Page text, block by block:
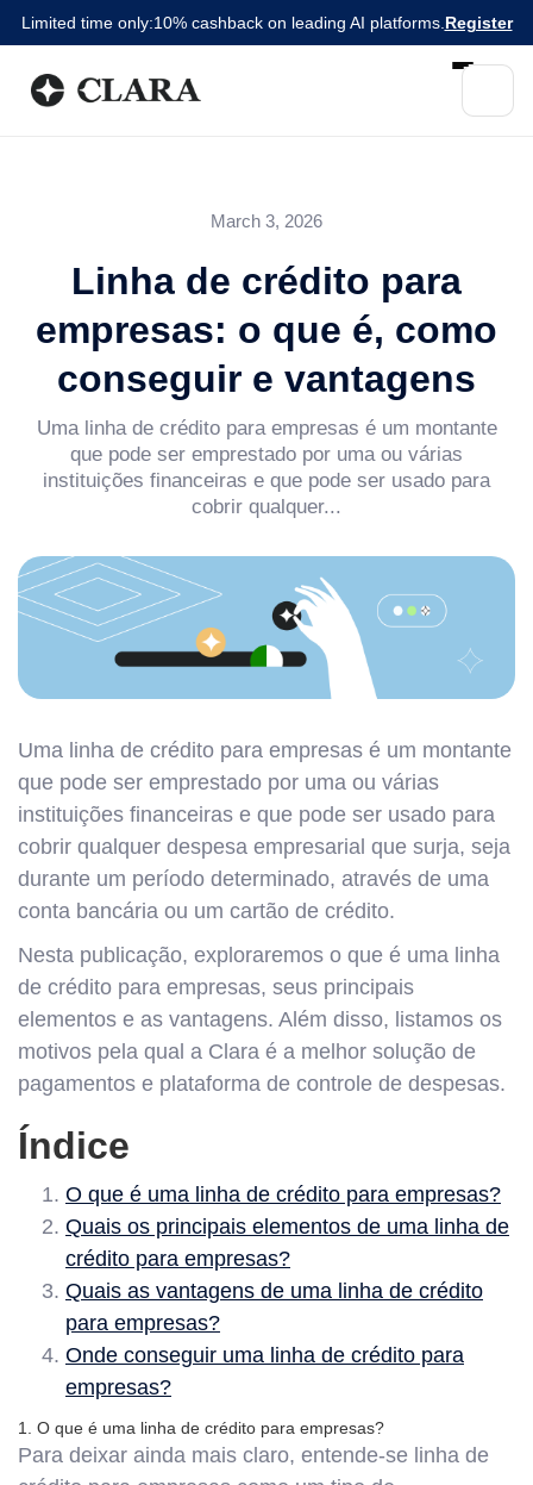
Limited time only:10% cashback on leading AI platforms. Register
March 3, 2026
Linha de crédito para
empresas: o que é, como
conseguir e vantagens
Uma linha de crédito para empresas é um montante
que pode ser emprestado por uma ou várias
instituições financeiras e que pode ser usado para
cobrir qualquer...
Uma linha de crédito para empresas é um montante
que pode ser emprestado por uma ou várias
instituições financeiras e que pode ser usado para
cobrir qualquer despesa empresarial que surja, seja
durante um período determinado, através de uma
conta bancária ou um cartão de crédito.
Nesta publicação, exploraremos o que é uma linha
de crédito para empresas, seus principais
elementos e as vantagens. Além disso, listamos os
motivos pela qual a Clara é a melhor solução de
pagamentos e plataforma de controle de despesas.
Índice
O que é uma linha de crédito para empresas?
Quais os principais elementos de uma linha de
crédito para empresas?
Quais as vantagens de uma linha de crédito
para empresas?
Onde conseguir uma linha de crédito para
empresas?
1. O que é uma linha de crédito para empresas?
Para deixar ainda mais claro, entende-se linha de